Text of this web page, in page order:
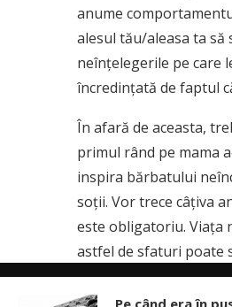
anume
alesul tău/aleasa ta să
neînţelegerile pe care
încredinţată de faptul
În afară de aceasta,
primul rând pe mama
inspira bărbatului
soţii. Vor trece câţiva
este obligatoriu. Viaţa
astfel de sfaturi poate
Sursa:
Pe când era în